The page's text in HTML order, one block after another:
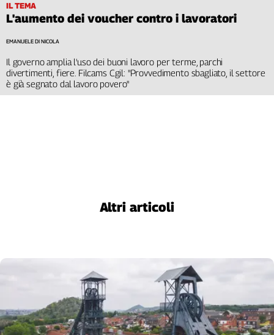
IL TEMA
L'aumento dei voucher contro i lavoratori
Il governo amplia l'uso dei buoni lavoro per terme, parchi
divertimenti, fiere. Filcams Cgil: "Provvedimento sbagliato, il settore
è già segnato dal lavoro povero"
EMANUELE DI NICOLA
Altri articoli